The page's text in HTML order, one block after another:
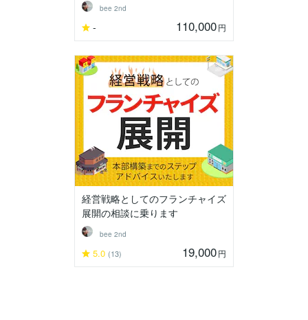
bee 2nd
- 110,000円
経営戦略としてのフランチャイズ
展開の相談に乗ります
bee 2nd
5.0 (13) 19,000円